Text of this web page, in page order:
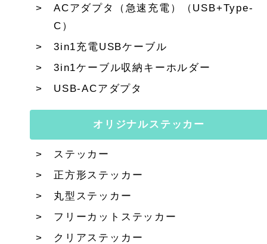
ACアダプタ（急速充電）（USB+Type-
C）
3in1充電USBケーブル
3in1ケーブル収納キーホルダー
USB-ACアダプタ
オリジナルステッカー
ステッカー
正方形ステッカー
丸型ステッカー
フリーカットステッカー
クリアステッカー